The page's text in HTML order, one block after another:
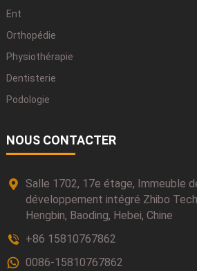
Ent
Orthopédie
Physiothérapie
Dentisterie
Podologie
NOUS CONTACTER
Salle 1702, 17e étage, Immeuble
développement intégré Zhibo
Hengbin, Baoding, Hebei, Chine
+86 15810767862
0086-15810767862